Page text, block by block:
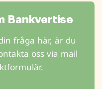
Bankvertise
fråga här, är du
oss via mail